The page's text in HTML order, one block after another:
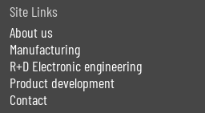
Site Links
About us
Manufacturing
R+D Electronic engineering
Product development
Contact